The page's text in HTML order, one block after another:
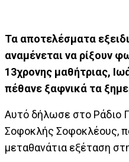
Τα αποτελέσματα
αναμένεται να ρίξουν
13χρονης μαθήτριας,
πέθανε ξαφνικά τα
Αυτό δήλωσε στο Ράδιο
Σοφοκλής Σοφοκλέους,
μεταθανάτια εξέταση